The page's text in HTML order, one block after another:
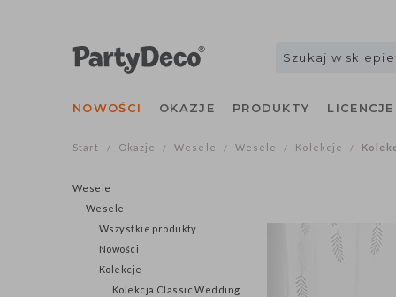
NOWOŚCI OKAZJE PRODUKTY LICENCJE
Start / Okazje / Wesele / Wesele / Kolekcje /
Wesele
Wesele
Wszystkie produkty
Nowości
Kolekcje
Kolekcja Classic Wedding